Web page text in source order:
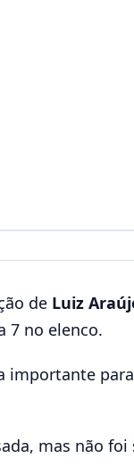
de Luiz
7 no elenco.
importante
mas não